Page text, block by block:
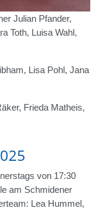
Julian Pfander,
Toth, Luisa Wahl,
Lisa Pohl, Jana
Frieda Matheis,
von 17:30
am Schmidener
Lea Hummel,